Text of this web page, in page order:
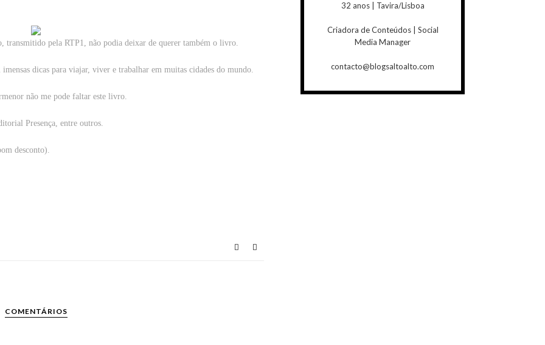
transmitido pela RTP1, não podia deixar de querer também o livro.
dicas para viajar, viver e trabalhar em muitas cidades do mundo.
não me pode faltar este livro.
Presença, entre outros.
desconto).
COMENTÁRIOS
32 anos | Tavira/Lisboa
Criadora de Conteúdos | Social
Media Manager
contacto@blogsaltoalto.com